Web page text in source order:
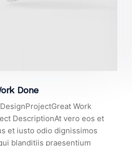
Done
Work
DescriptionAt vero eos et
et iusto odio dignissimos
blanditiis praesentium